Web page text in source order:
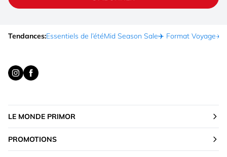
Tendances:Essentiels de l’étéMid Season Sale✈️ Format Voyage☀️
LE MONDE PRIMOR
PROMOTIONS